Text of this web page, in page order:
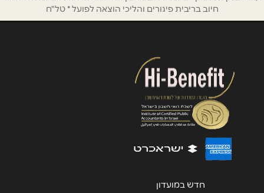
הודעה*
שליחה
חיוב בריבית פיגורים והליכי הוצאה לפועל * טל"ח
חדש במועדון